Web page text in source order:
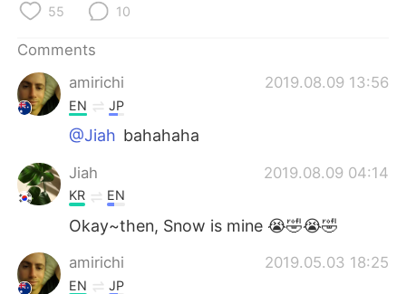
55 10
Comments
amirichi
2019.08.09 13:56
EN JP
@Jiah bahahaha
Jiah 2019.08.09 04:14
KR EN
Okay~then, Snow is mine 😭🤣😭🤣
amirichi 2019.05.03 18:25
EN JP